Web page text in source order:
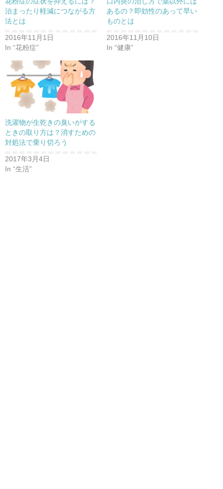
治まったり軽減につながる方
法とは
2016年11月1日
In “花粉症”
あるの？即効性のあって早い
ものとは
2016年11月10日
In “健康”
洗濯物が生乾きの臭いがする
ときの取り方は？消すための
対処法で乗り切ろう
2017年3月4日
In “生活”